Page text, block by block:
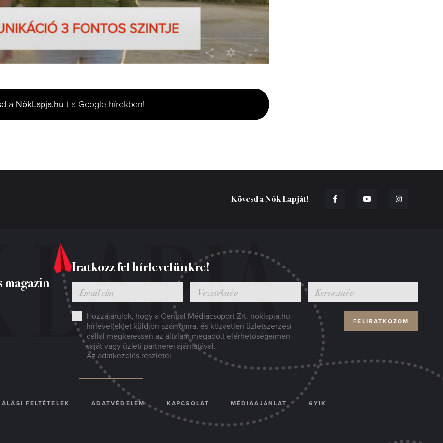
a NőkLapja.hu-t a Google hírekben!
Kövesd a Nők Lapját!
Iratkozz fel hírlevelünkre!
Hozzájárulok, hogy a Central Médiacsoport Zrt. noklapja.hu
hírlevel(ek)et küldjön számomra, és közvetlen üzletszerzési
céllal megkeressen az általam megadott elérhetőségeimen
saját vagy üzleti partnerei ajánlatával.
Az adatkezelés részletei
FELTÉTELEK ADATVÉDELEM KAPCSOLAT MÉDIAAJÁNLAT GYIK